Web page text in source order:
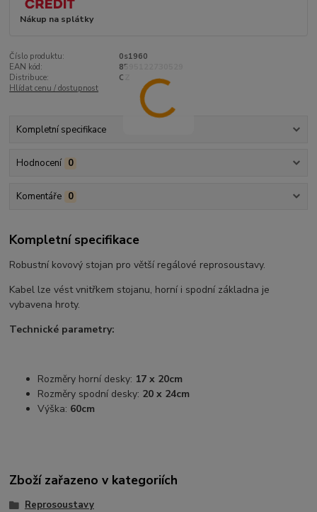
Nákup na splátky
Číslo produktu:
0s1960
EAN kód:
8595122730529
Distribuce:
CZ
Hlídat cenu / dostupnost
Kompletní specifikace
Hodnocení 0
Komentáře 0
Kompletní specifikace
Robustní kovový stojan pro větší regálové reprosoustavy.
Kabel lze vést vnitřkem stojanu, horní i spodní základna je
vybavena hroty.
Technické parametry:
Rozměry horní desky: 17 x 20cm
Rozměry spodní desky: 20 x 24cm
Výška: 60cm
Zboží zařazeno v kategoriích
Reprosoustavy